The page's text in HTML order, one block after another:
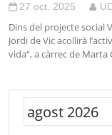
27 oct. 2025
Dins del projecte social
Jordi de Vic acollirà
vida“, a càrrec de Marta